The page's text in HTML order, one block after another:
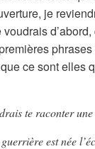
je
d’abord,
phrases
ce sont elles
te raconter
est née